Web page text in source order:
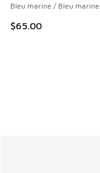
Bleu marine / Bleu marine
$65.00